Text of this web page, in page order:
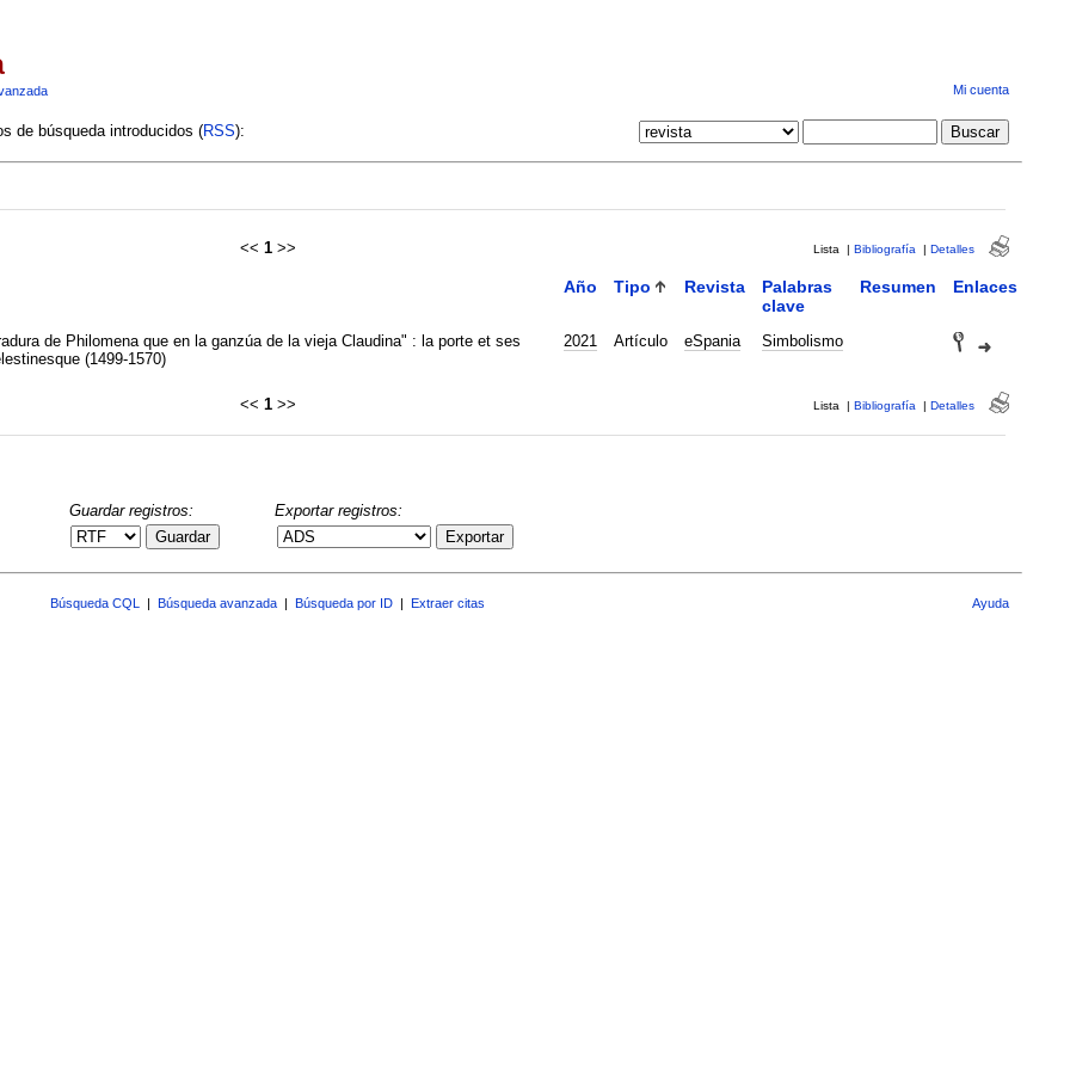
Mi cuenta
de búsqueda introducidos (RSS):
<< 1 >> Lista | Bibliografía | Detalles
Año Tipo Revista
Palabras
clave
Resumen Enlaces
de Philomena que en la ganzúa de la vieja Claudina" : la porte et ses
(1499-1570)
2021 Artículo eSpania Simbolismo
<< 1 >> Lista | Bibliografía | Detalles
Guardar registros:
Guardar
Exportar registros:
Exportar
Búsqueda CQL Búsqueda avanzada Búsqueda por ID Extraer citas Ayuda